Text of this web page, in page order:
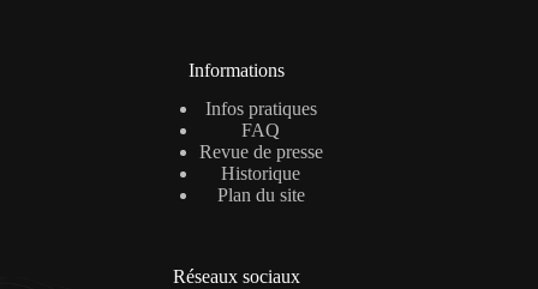
Informations
Infos pratiques
FAQ
Revue de presse
Historique
Plan du site
Réseaux sociaux